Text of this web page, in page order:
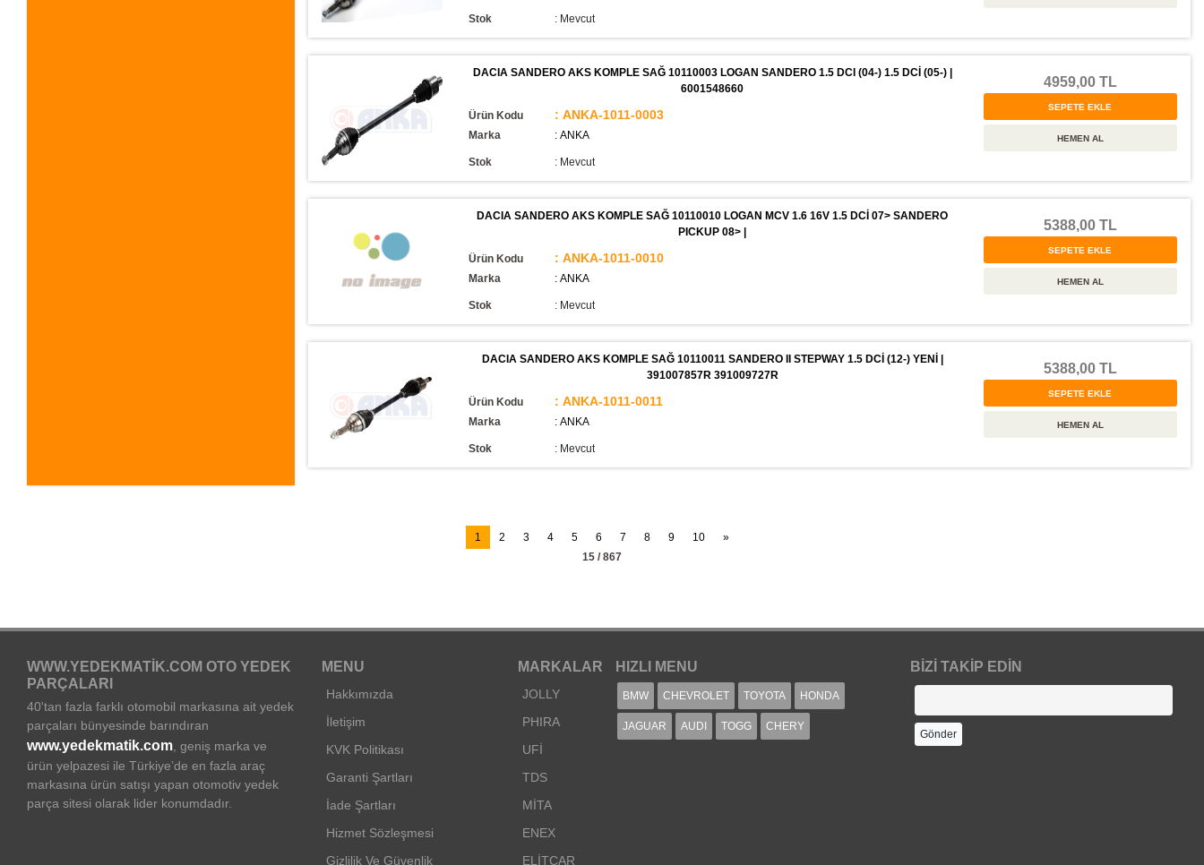
Stok : Mevcut
DACIA SANDERO AKS KOMPLE SAĞ 10110003 LOGAN SANDERO 1.5 DCI (04-) 1.5 DCİ (05-) |
6001548660
Ürün Kodu : ANKA-1011-0003
Marka : ANKA
Stok : Mevcut
4959,00 TL
DACIA SANDERO AKS KOMPLE SAĞ 10110010 LOGAN MCV 1.6 16V 1.5 DCİ 07> SANDERO
PICKUP 08> |
Ürün Kodu : ANKA-1011-0010
Marka : ANKA
Stok : Mevcut
5388,00 TL
DACIA SANDERO AKS KOMPLE SAĞ 10110011 SANDERO II STEPWAY 1.5 DCİ (12-) YENİ |
391007857R 391009727R
Ürün Kodu : ANKA-1011-0011
Marka : ANKA
Stok : Mevcut
5388,00 TL
1 2 3 4 5 6 7 8 9 10
»
15 / 867
WWW.YEDEKMATIK.COM OTO YEDEK
PARÇALARI
40'tan fazla farklı otomobil markasına ait yedek
parçaları bünyesinde barındıran
www.yedekmatik.com , geniş marka ve
ürün yelpazesi ile Türkiye’de en fazla araç
markasına ürün satışı yapan otomotiv yedek
parça sitesi olarak lider konumdadır.
MENU
Hakkımızda
İletişim
KVK Politikası
Garanti Şartları
İade Şartları
Hizmet Sözleşmesi
Gizlilik Ve Güvenlik
MARKALAR
JOLLY
PHIRA
UFİ
TDS
MİTA
ENEX
ELİTCAR
HIZLI MENU
BMW CHEVROLET TOYOTA HONDA
JAGUAR AUDI TOGG CHERY
BIZI TAKIP EDIN